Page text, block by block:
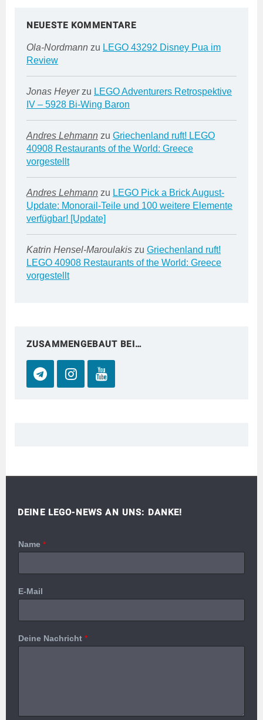
NEUESTE KOMMENTARE
Ola-Nordmann zu LEGO 43292 Disney Pua im
Review
Jonas Heyerzu LEGO Adventurers Retrospektive
IV – 5928 Bi-Wing Baron
Andres Lehmann zu Griechenland ruft! LEGO
40908 Restaurants of the World: Greece
vorgestellt
Andres Lehmann zu LEGO Pick a Brick August-
Update: Monorail-Teile und 100 weitere Elemente
verfügbar! [Update]
Katrin Hensel-Maroulakis zu Griechenland ruft!
LEGO 40908 Restaurants of the World: Greece
vorgestellt
ZUSAMMENGEBAUT BEI…
DEINE LEGO-NEWS AN UNS: DANKE!
Name *
E-Mail
Deine Nachricht *